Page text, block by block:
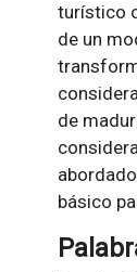
turístico
de un
de
básico